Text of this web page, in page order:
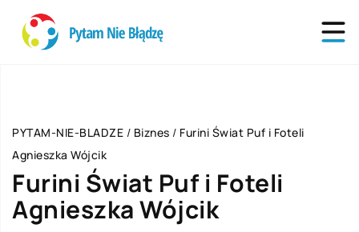
PYTAM-NIE-BLADZE / Biznes / Furini Świat Puf i Foteli
Agnieszka Wójcik
Furini Świat Puf i Foteli
Agnieszka Wójcik